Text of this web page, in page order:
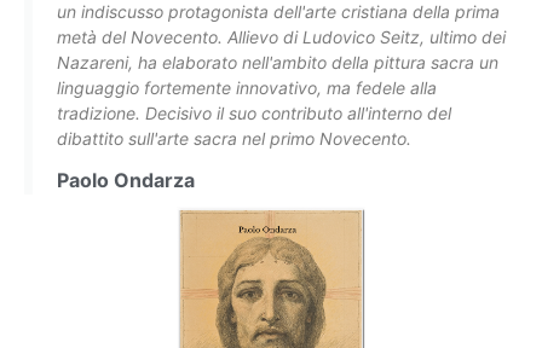
un indiscusso protagonista dell'arte cristiana della prima
metà del Novecento. Allievo di Ludovico Seitz, ultimo dei
Nazareni, ha elaborato nell'ambito della pittura sacra un
linguaggio fortemente innovativo, ma fedele alla
tradizione. Decisivo il suo contributo all'interno del
dibattito sull'arte sacra nel primo Novecento.
Paolo Ondarza